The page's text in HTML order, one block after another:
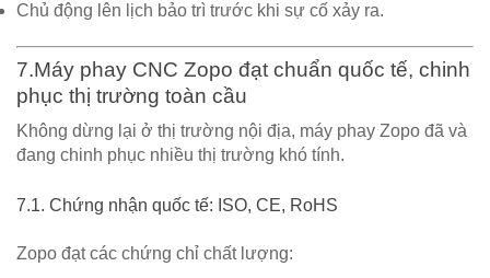
Chủ động lên lịch bảo trì trước khi sự cố xảy ra.
7.Máy phay CNC Zopo đạt chuẩn quốc tế, chinh
phục thị trường toàn cầu
Không dừng lại ở thị trường nội địa, máy phay Zopo đã và
đang chinh phục nhiều thị trường khó tính.
7.1. Chứng nhận quốc tế: ISO, CE, RoHS
Zopo đạt các chứng chỉ chất lượng: